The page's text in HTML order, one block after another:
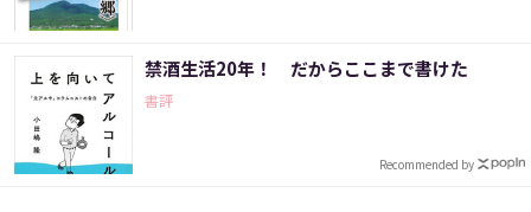
禁酒生活20年！ だからここまで書けた
書評
Recommended by